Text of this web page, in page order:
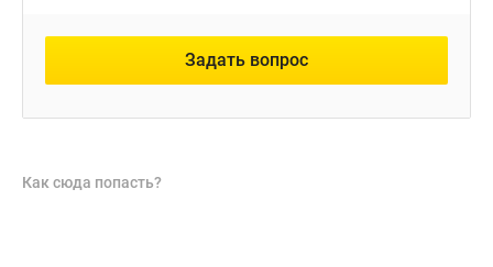
Задать вопрос
Как сюда попасть?